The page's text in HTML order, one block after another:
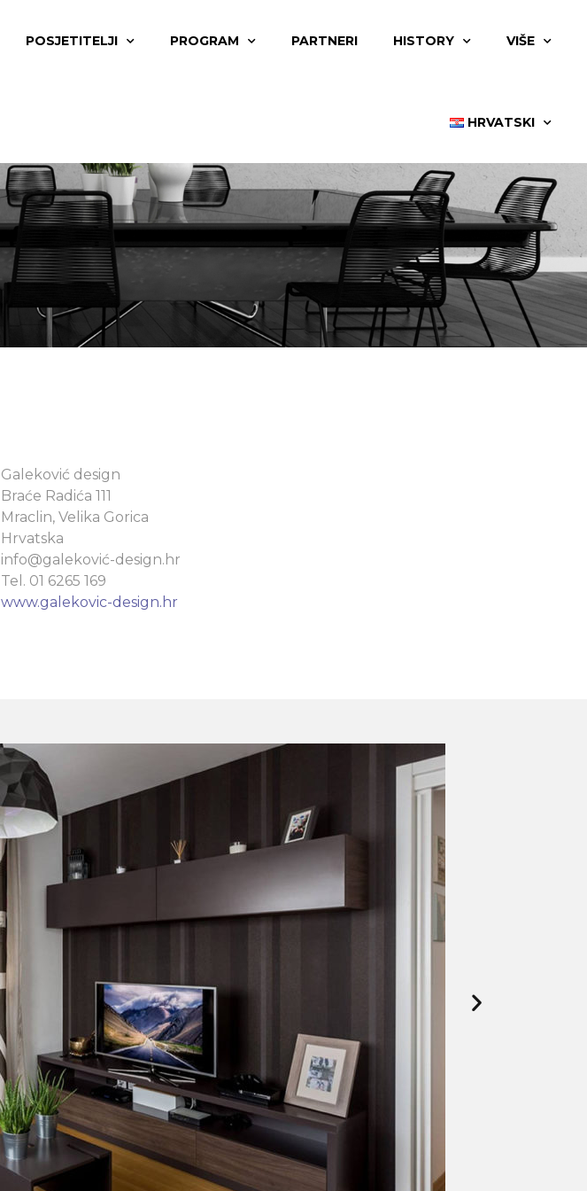
POSJETITELJI PROGRAM PARTNERI HISTORY VIŠE
HRVATSKI
Galeković design
Braće Radića 111
Mraclin, Velika Gorica
Hrvatska
info@galeković-design.hr
Tel. 01 6265 169
www.galekovic-design.hr